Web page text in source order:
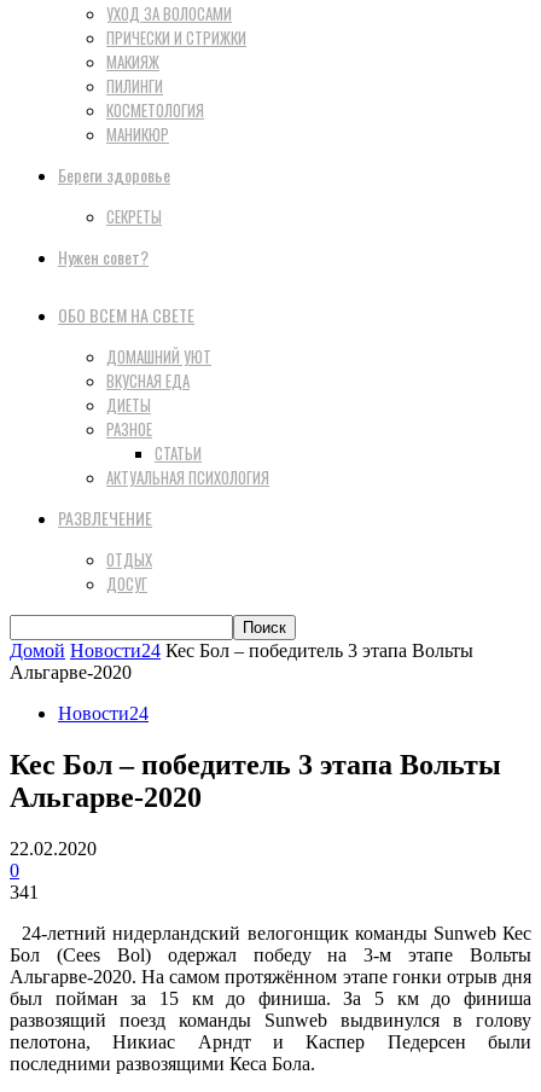
УХОД ЗА ВОЛОСАМИ
ПРИЧЕСКИ И СТРИЖКИ
МАКИЯЖ
ПИЛИНГИ
КОСМЕТОЛОГИЯ
МАНИКЮР
Береги здоровье
СЕКРЕТЫ
Нужен совет?
ОБО ВСЕМ НА СВЕТЕ
ДОМАШНИЙ УЮТ
ВКУСНАЯ ЕДА
ДИЕТЫ
РАЗНОЕ
СТАТЬИ
АКТУАЛЬНАЯ ПСИХОЛОГИЯ
РАЗВЛЕЧЕНИЕ
ОТДЫХ
ДОСУГ
Домой Новости24 Кес Бол – победитель 3 этапа Вольты
Альгарве-2020
Новости24
Кес Бол – победитель 3 этапа Вольты
Альгарве-2020
22.02.2020
0
341
24-летний нидерландский велогонщик команды Sunweb Кес
Бол (Cees Bol) одержал победу на 3-м этапе Вольты
Альгарве-2020. На самом протяжённом этапе гонки отрыв дня
был пойман за 15 км до финиша. За 5 км до финиша
развозящий поезд команды Sunweb выдвинулся в голову
пелотона, Никиас Арндт и Каспер Педерсен были
последними развозящими Кеса Бола.